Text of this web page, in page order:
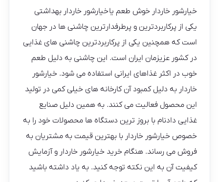
خیارشور خاردار خوش طعم یا خیارشور خاردار بهداشتی
یکی از پرکاربردترین و پرطرفدارترین چاشنی ها در جهان
است که همچنین یکی از پرکاربردترین چاشنی های غذایی
در کشور عزیزمان ایران است. این چاشنی به دلیل طعم
خوب در اکثر غذاهای ایرانی استفاده می شود. خیارشور
خاردار به دلیل کمبود آن کارخانه های خیلی کمی در تولید
این محصول فعالیت می کنند. به همین دلیل صنایع
غذایی دادنام با بروز ترین دستگاه ها محصولات خود را به
خصوص خیارشور خاردار با بهترین قیمت به مشتریان به
فروش می رساند. هنگام خرید خیارشور خاردار و آزمایش
کیفیت آن به این نکته توجه کنید. به یاد داشته باشید